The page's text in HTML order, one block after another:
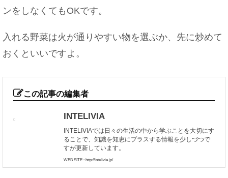
ンをしなくてもOKです。
入れる野菜は火が通りやすい物を選ぶか、先に炒めて
おくといいですよ。
この記事の編集者
INTELIVIA
INTELIVIAでは日々の生活の中から学ぶことを大切にす
ることで、知識を知恵にプラスする情報を少しづつで
すが更新しています。
WEB SITE : http://intelivia.jp/